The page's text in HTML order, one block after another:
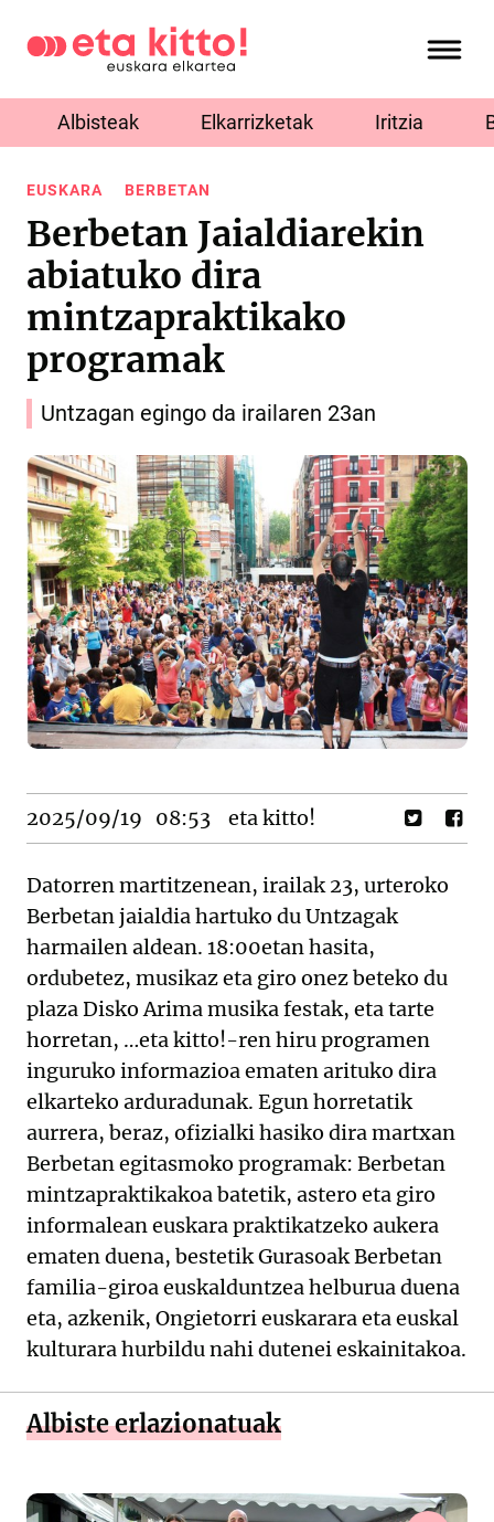
Albisteak Elkarrizketak Iritzia
EUSKARA BERBETAN
Berbetan Jaialdiarekin
abiatuko dira
mintzapraktikako
programak
Untzagan egingo da irailaren 23an
2025/09/19 08:53 eta kitto!
Datorren martitzenean, irailak 23, urteroko
Berbetan jaialdia hartuko du Untzagak
harmailen aldean. 18:00etan hasita,
ordubetez, musikaz eta giro onez beteko du
plaza Disko Arima musika festak, eta tarte
horretan, …eta kitto!-ren hiru programen
inguruko informazioa ematen arituko dira
elkarteko arduradunak. Egun horretatik
aurrera, beraz, ofizialki hasiko dira martxan
Berbetan egitasmoko programak: Berbetan
mintzapraktikakoa batetik, astero eta giro
informalean euskara praktikatzeko aukera
ematen duena, bestetik Gurasoak Berbetan
familia-giroa euskalduntzea helburua duena
eta, azkenik, Ongietorri euskarara eta euskal
kulturara hurbildu nahi dutenei eskainitakoa.
Albiste erlazionatuak